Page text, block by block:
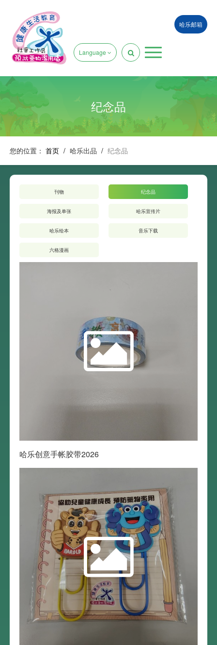
哈乐邮箱
Language
纪念品
您的位置： 首页 / 哈乐出品 / 纪念品
刊物 纪念品
海报及单张 哈乐宣传片
哈乐绘本 音乐下载
六格漫画
哈乐创意手帐胶带2026